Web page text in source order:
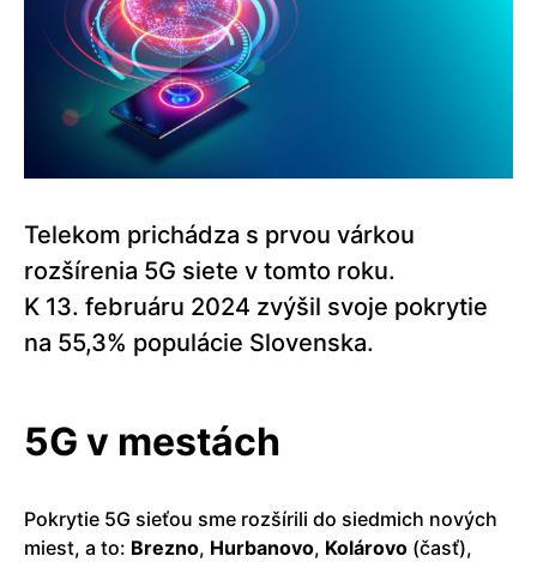
Telekom prichádza s prvou várkou
rozšírenia 5G siete v tomto roku.
K 13. februáru 2024 zvýšil svoje pokrytie
na 55,3% populácie Slovenska.
5G v mestách
Pokrytie 5G sieťou sme rozšírili do siedmich nových
miest, a to: Brezno, Hurbanovo, Kolárovo (časť),